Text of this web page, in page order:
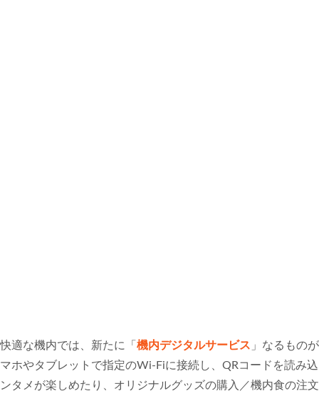
快適な機内では、新たに「 機内デジタルサービス 」なるもの
マホやタブレットで指定のWi-Fiに接続し、QRコードを読み
ンタメが楽しめたり、オリジナルグッズの購入／機内食の注